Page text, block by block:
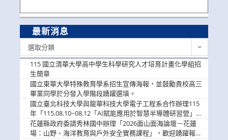
最新消息
選取分類
115 國立清華大學高中學生科學研究人才培育計畫化學組招
生簡章
國立東華大學特殊教育學系招生宣傳海報，並鼓勵貴校高三
畢業同學於分發入學階段踴躍選填。
國立臺北科技大學與龍華科技大學電子工程系合作辦理115
年「115.08.10~08.12「AI賦能應用於智慧半導體研習營」，
歡迎學生踴躍報名參加
花蓮縣政府委請秀林國中辦理「2026面山面海論壇－花蓮
場：山野、海洋教育與戶外安全實務課程」，歡迎踴躍報名